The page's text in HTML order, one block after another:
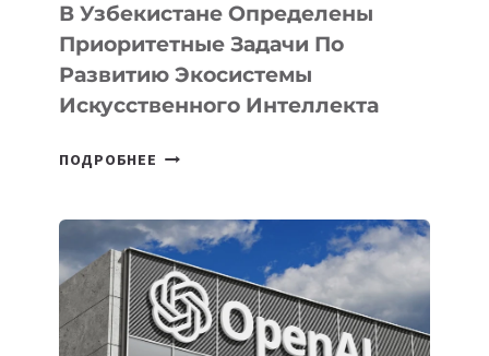
В Узбекистане Определены
Приоритетные Задачи По
Развитию Экосистемы
Искусственного Интеллекта
ПОДРОБНЕЕ
ПРИОРИТЕТНЫЕ
ЗАДАЧИ
ПО
РАЗВИТИЮ
ЭКОСИСТЕМЫ